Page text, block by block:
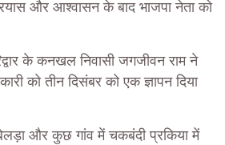
और आश्वासन के बाद भाजपा नेता को
के कनखल निवासी जगजीवन राम ने
को तीन दिसंबर को एक ज्ञापन दिया
और कुछ गांव में चकबंदी प्रकिया में